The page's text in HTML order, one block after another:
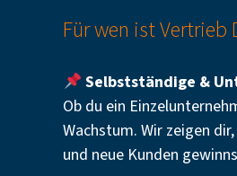
Für wen ist Vertrieb
Selbstständige &
Ob du ein
Wachstum. Wir zeigen
und neue Kunden